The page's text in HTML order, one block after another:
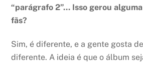
“parágrafo 2”… Isso gerou
fãs?
Sim, é diferente, e a gente gosta
diferente. A ideia é que o álbum